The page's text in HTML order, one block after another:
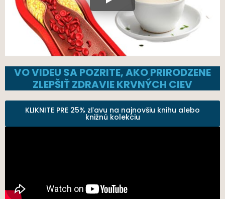
VO VIDEU SA POZRITE, AKO PRIRODZENE
ZLEPŠIŤ ZDRAVIE KRVNÝCH CIEV
KLIKNITE PRE 25% zľavu na najnovšiu knihu alebo
knižnú kolekciu